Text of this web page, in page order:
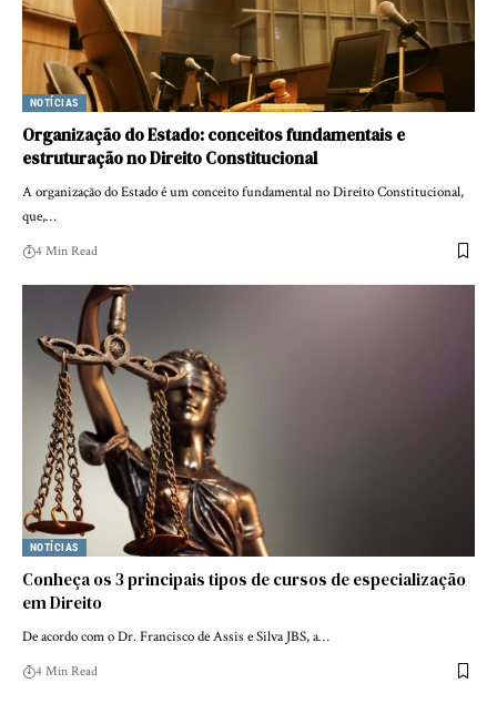
NOTÍCIAS
Organização do Estado: conceitos fundamentais e
estruturação no Direito Constitucional
A organização do Estado é um conceito fundamental no Direito Constitucional,
que,…
4 Min Read
NOTÍCIAS
Conheça os 3 principais tipos de cursos de especialização
em Direito
De acordo com o Dr. Francisco de Assis e Silva JBS, a…
4 Min Read